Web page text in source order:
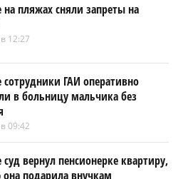
на пляжах сняли запреты на
12:27
сотрудники ГАИ оперативно
в больницу мальчика без
09:42
суд вернул пенсионерке квартиру,
подарила внучкам